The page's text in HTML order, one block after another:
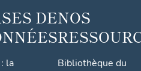
DE
la
NOS
Bibliothèque du